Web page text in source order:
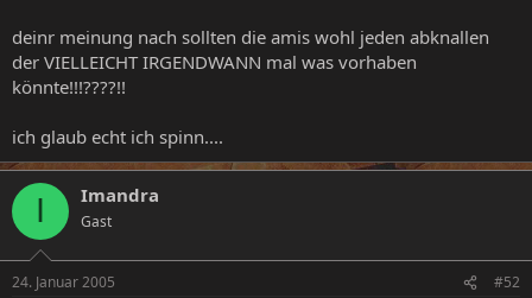
deinr meinung nach sollten die amis wohl jeden abknallen
der VIELLEICHT IRGENDWANN mal was vorhaben
könnte!!!????!!
ich glaub echt ich spinn....
I Imandra
Gast
24. Januar 2005 #52